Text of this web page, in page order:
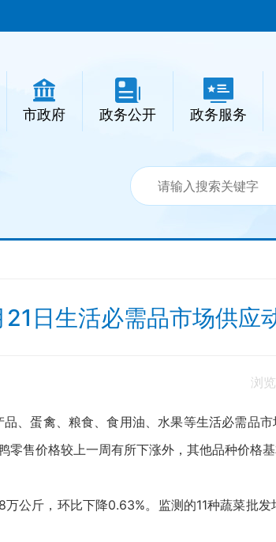
市政府 政务公开 政务服务
日生活必需品市场供应
浏
、蛋禽、粮食、食用油、水果等生活必需品
售价格较上一周有所下涨外，其他品种价格基
公斤，环比下降0.63%。监测的11种蔬菜批